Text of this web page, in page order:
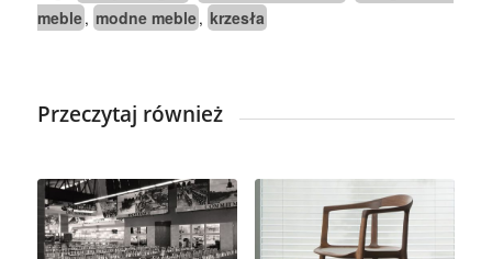
meble, modne meble, krzesła
Przeczytaj również